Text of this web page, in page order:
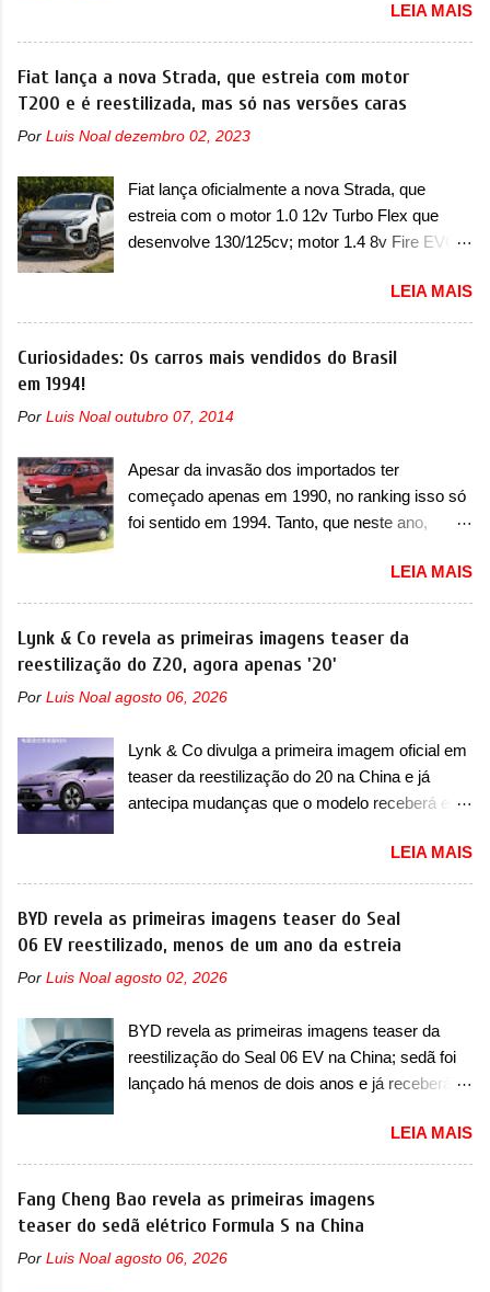
BYD Dolphin e Geely EX2. Visualmente, o A05
conta com um design já visto por outros
modelos da marca, em especial do SUV
compacto A10. Basicamente sendo o hatch do
SUV, o A05 nasce com um design que está
possui faróis com um desenho mais retangular,
com um pequeno prolongamento para as
laterais. Os faróis cont...
Jeep convocou no dia 10 de outubro de 2025
um chamado que envolve os proprietários do
Grand Cherokee 4xe, em sua versão única
Limited, com unidades de ano/modelo 2023 e
unidades afetadas precisam retornar a uma
dois problemas. O primeiro deles será uma
atualização do software do módulo de controle
da bateria (AHCP e HCP). Para alguns veículos
verificação e, se necessário, a substituição do
motor do ventilador HVAC (aquecimento,
ventilação e ar-condicionado). A marca também
uma sobrecarga do microprocessador do
poderá causar a perda de força motriz,
requerendo a atualização do software do
modulo de...
LEIA MAIS
Fiat lança a nova Strada, que estreia com motor
T200 e é reestilizada, mas só nas versões caras
Por Luis Noal dezembro 02, 2023
Fiat lança oficialmente a nova Strada, que
estreia com o motor 1.0 12v Turbo Flex que
desenvolve 130/125cv; motor 1.4 8v Fire EVO
oficialmente a nova Strada, que aparece com
mudanças visuais e com uma nova opção de
motor. Depois da picape compacta receber o
motor 1.0 12v Turbo Flex, conhecido como
Strada soube ser mutável com avanços
importantes que a concorrência nunca
conseguiu acompanhar e agora ela abre uma
T200, que estreou nos irmãos Pulse e
Fastback. "A Fiat Strada é mais do que uma
picape, é uma verdadeira revolução no
mercado automotivo. Há alguns anos era
improvável pensar que uma picape chagaria ao
Strada fez. Mais do que isso: ela é a prova viva
que time que está ganhando se mexe sim. Ao
longo da sua história, ela...
LEIA MAIS
Curiosidades: Os carros mais vendidos do Brasil
em 1994!
Por Luis Noal outubro 07, 2014
Apesar da invasão dos importados ter
começado apenas em 1990, no ranking isso só
foi sentido em 1994. Tanto, que neste ano,
começar pelo Chevrolet Corsa, o mais
destacado deles no ranking que perdurou no
nosso mercado até início de 2012 e com
certeza foi um grandioso lançamento da
Chevrolet que assustou a concorrência. Nesse
ano também era lançada a nova geração do
ganhava uma nova geração feita do zero,
apelidada de "Bolinha" por suas formas
arredondadas. Além do Gol, outro Volkswagen
versão hatchback do Logus que chegava
depois de um ano de atraso. A invasão de 1994
foi marcava pelos franceses, alemães,
japoneses e coreanos que chegaram
arrancando corações em nosso mercado. Os
vendas em 1994 foram o Renault R19 que
vinha em 3 versões de carroceria, sendo duas
do hatch e o sedan, a famosa Kia Besta, o Vol...
LEIA MAIS
Lynk & Co revela as primeiras imagens teaser da
reestilização do Z20, agora apenas '20'
Por Luis Noal agosto 06, 2026
Lynk & Co divulga a primeira imagem oficial em
teaser da reestilização do 20 na China e já
antecipa mudanças que o modelo receberá em
apresentar na China as primeiras mudanças
para o Z20, um misto de hatch com SUV que é
vendido no mercado chinês desde o
lançamento, em 2024. Agora, o modelo passará
mudará de nome. Vendido na Europa como 02
vendido na China apenas como ‘20’. Junto das
mudanças visuais, a marca confirmou que ele
pode ser um dos primeiros produtos da
Chamado de ’16 em 1’, também chamado de
Thunder, ele apresenta uma melhoria de
eficiência térmica e integra 12 elementos de
hardware. Entre eles, motor elétrico, controlador
de motor, redutor, conversor CC-CC, OBC,
LEIA MAIS
BYD revela as primeiras imagens teaser do Seal
06 EV reestilizado, menos de um ano da estreia
Por Luis Noal agosto 02, 2026
BYD revela as primeiras imagens teaser da
reestilização do Seal 06 EV na China; sedã foi
lançado há menos de dois anos e já receberá a
primeiras imagens teaser de uma mudança
visual para um dos seus menores sedãs
elétricos na China, pertencente à linha Ocean.
Trata-se do Seal 06 EV, lançado no segundo
O modelo agora passará a ser vendido com
LEIA MAIS
Fang Cheng Bao revela as primeiras imagens
teaser do sedã elétrico Formula S na China
Por Luis Noal agosto 06, 2026